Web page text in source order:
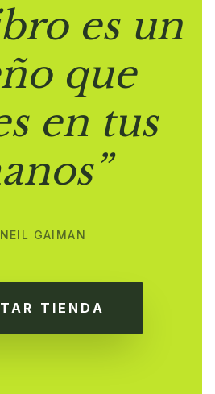
es un
que
en tus
GAIMAN
TIENDA